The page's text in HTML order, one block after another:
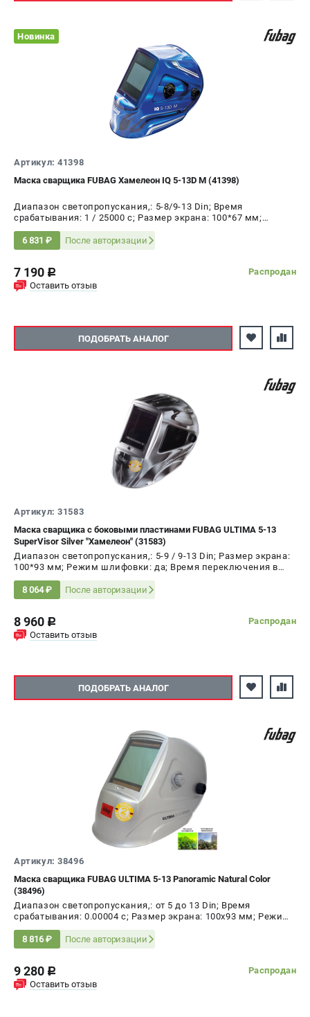
Новинка
Артикул: 41398
Маска сварщика FUBAG Хамелеон IQ 5-13D M (41398)
Диапазон светопропускания,: 5-8/9-13 Din; Время
срабатывания: 1 / 25000 с; Размер экрана: 100*67 мм;
Режим шлифовки: да; Время переключения в светлое
состояние: 0.15 - 0.8 с; Время переключения в тёмное
состояние: 0.00004 с
6 831 ₽ После авторизации
7 190 c
Распродан
Оставить отзыв
ПОДОБРАТЬ АНАЛОГ
Артикул: 31583
Маска сварщика с боковыми пластинами FUBAG ULTIMA 5-13
SuperVisor Silver "Хамелеон" (31583)
Диапазон светопропускания,: 5-9 / 9-13 Din; Размер экрана:
100*93 мм; Режим шлифовки: да; Время переключения в
светлое состояние: 0.15-0.8 с
8 064 ₽
После авторизации
8 960 c
Распродан
Оставить отзыв
ПОДОБРАТЬ АНАЛОГ
Артикул: 38496
Маска сварщика FUBAG ULTIMA 5-13 Panoramic Natural Color
(38496)
Диапазон светопропускания,: от 5 до 13 Din; Время
срабатывания: 0.00004 с; Размер экрана: 100x93 мм; Режим
шлифовки: да; Время переключения в светлое состояние:
0.15 - 0.80 с; Время переключения в тёмное состояние:
1/25000 с
8 816 ₽ После авторизации
9 280 c
Распродан
Оставить отзыв